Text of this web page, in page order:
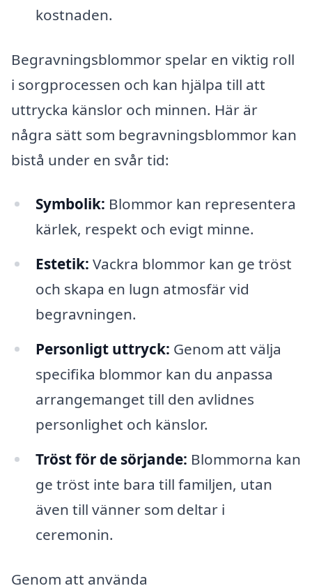
kostnaden.
Begravningsblommor spelar en viktig roll
i sorgprocessen och kan hjälpa till att
uttrycka känslor och minnen. Här är
några sätt som begravningsblommor kan
bistå under en svår tid:
Symbolik: Blommor kan representera
kärlek, respekt och evigt minne.
Estetik: Vackra blommor kan ge tröst
och skapa en lugn atmosfär vid
begravningen.
Personligt uttryck: Genom att välja
specifika blommor kan du anpassa
arrangemanget till den avlidnes
personlighet och känslor.
Tröst för de sörjande: Blommorna kan
ge tröst inte bara till familjen, utan
även till vänner som deltar i
ceremonin.
Genom att använda